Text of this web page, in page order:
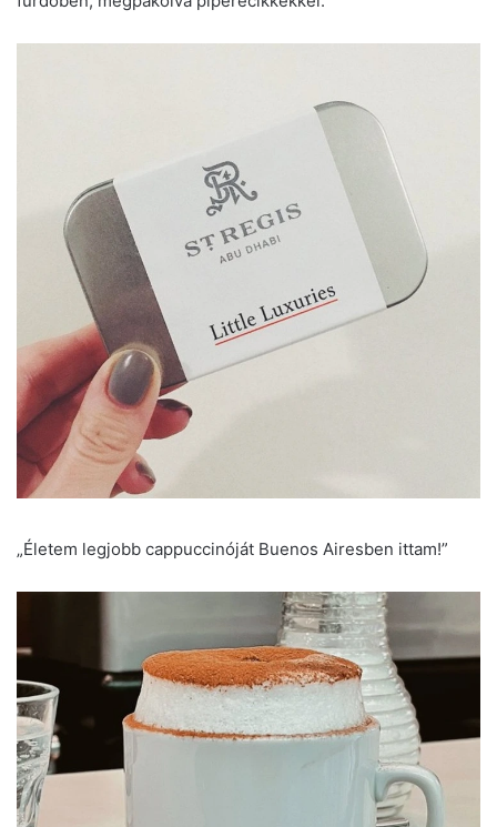
„Életem legjobb cappuccinóját Buenos Airesben ittam!”